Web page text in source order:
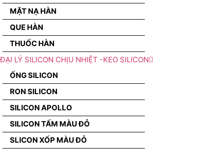
MẶT NẠ HÀN
QUE HÀN
THUỐC HÀN
ĐẠI LÝ SILICON CHỊU NHIỆT -KEO SILICON
ỐNG SILICON
RON SILICON
SILICON APOLLO
SILICON TẤM MÀU ĐỎ
SLICON XỐP MÀU ĐỎ